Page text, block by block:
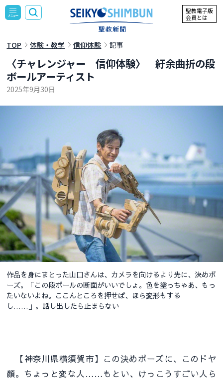
聖教電子版
会員とは
TOP 体験・教学 信仰体験 記事
〈チャレンジャー 信仰体験〉 紆余曲折の段
ボールアーティスト
2025年9月30日
作品を身にまとった山口さんは、カメラを向けるより先に、決めポ
ーズ。「この段ボールの断面がいいでしょ。色を塗っちゃあ、もっ
たいないよね。ここんところを押せば、ほら変形もする
し……」。話し出したら止まらない
【神奈川県横須賀市】この決めポーズに、このドヤ
顔。ちょっと変な人……もとい、けっこうすごい人ら